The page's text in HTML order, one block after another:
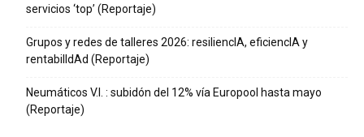
servicios ‘top’ (Reportaje)
Grupos y redes de talleres 2026: resiliencIA, eficiencIA y
rentabilIdAd (Reportaje)
Neumáticos V.I. : subidón del 12% vía Europool hasta mayo
(Reportaje)